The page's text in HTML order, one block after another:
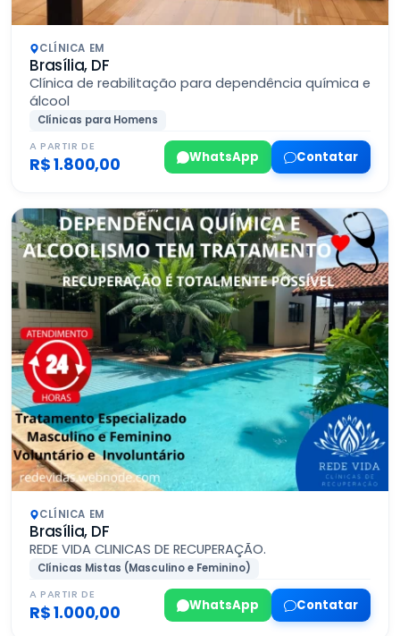
CLÍNICA EM
Brasília, DF
Clínica de reabilitação para dependência química e
álcool
Clínicas para Homens
A PARTIR DE
R$ 1.800,00 WhatsApp Contatar
CLÍNICA EM
Brasília, DF
REDE VIDA CLINICAS DE RECUPERAÇÃO.
Clínicas Mistas (Masculino e Feminino)
A PARTIR DE
R$ 1.000,00 WhatsApp Contatar